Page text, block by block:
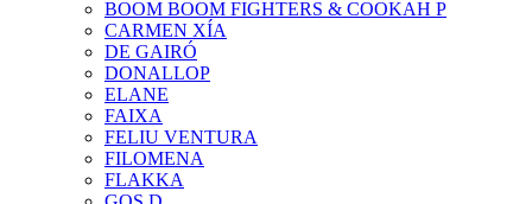
BOOM BOOM FIGHTERS & COOKAH P
CARMEN XÍA
DE GAIRÓ
DONALLOP
ELANE
FAIXA
FELIU VENTURA
FILOMENA
FLAKKA